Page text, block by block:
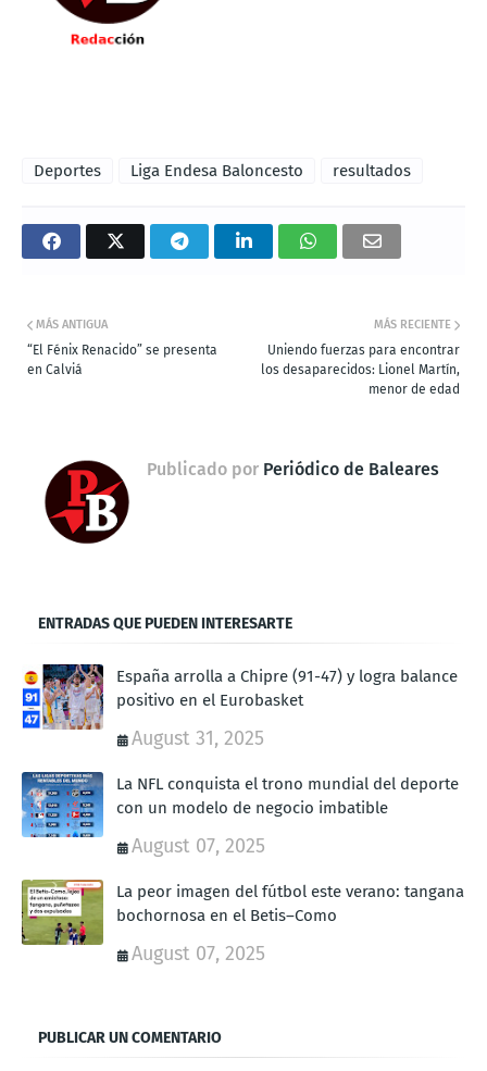
Deportes Liga Endesa Baloncesto resultados
MÁS RECIENTE
Uniendo fuerzas para encontrar
los desaparecidos: Lionel Martín,
menor de edad
MÁS ANTIGUA
“El Fénix Renacido” se presenta
en Calviá
Publicado por Periódico de Baleares
ENTRADAS QUE PUEDEN INTERESARTE
España arrolla a Chipre (91-47) y logra balance
positivo en el Eurobasket
August 31, 2025
La NFL conquista el trono mundial del deporte
con un modelo de negocio imbatible
August 07, 2025
La peor imagen del fútbol este verano: tangana
bochornosa en el Betis–Como
August 07, 2025
PUBLICAR UN COMENTARIO